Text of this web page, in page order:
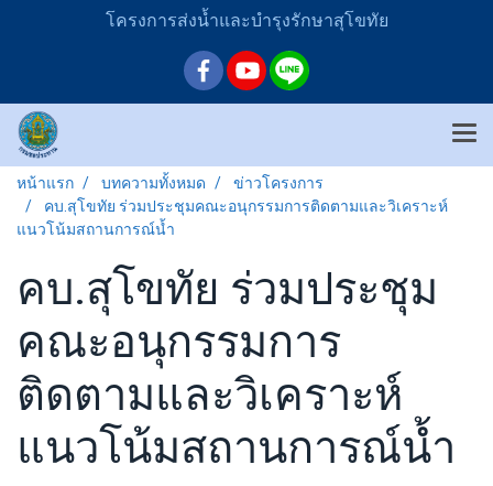
โครงการส่งน้ำและบำรุงรักษาสุโขทัย
หน้าแรก บทความทั้งหมด
ข่าวโครงการ
คบ.สุโขทัย ร่วมประชุมคณะอนุกรรมการติดตามและวิเคราะห์
แนวโน้มสถานการณ์น้ำ
คบ.สุโขทัย ร่วมประชุม
คณะอนุกรรมการ
ติดตามและวิเคราะห์
แนวโน้มสถานการณ์น้ำ